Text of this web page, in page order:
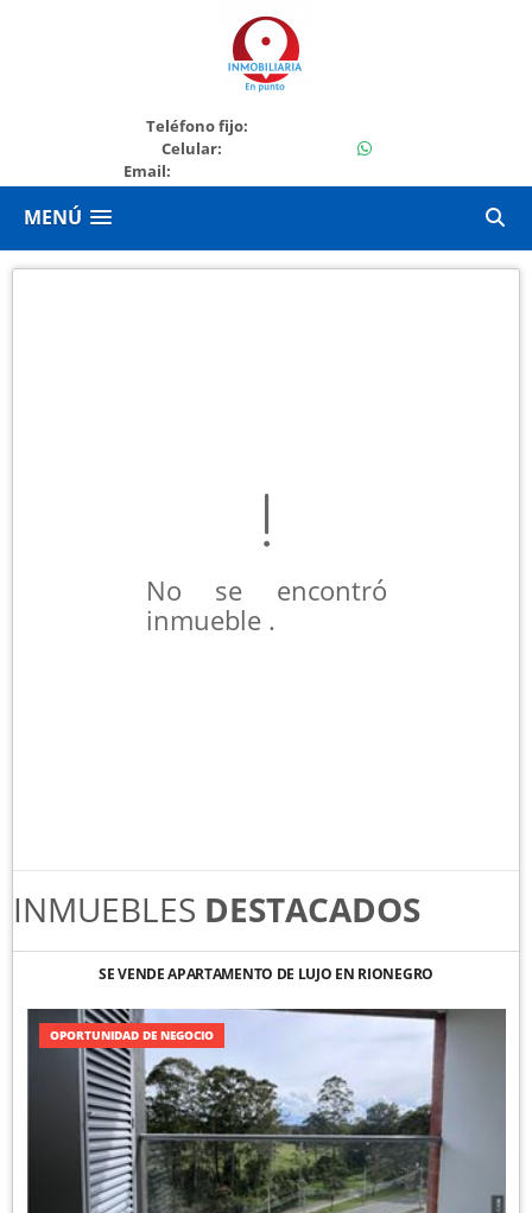
Teléfono fijo:
Celular: 573504235555
Email:
MENÚ
No se encontró
inmueble .
INMUEBLES DESTACADOS
SE VENDE APARTAMENTO DE LUJO EN RIONEGRO
OPORTUNIDAD DE NEGOCIO